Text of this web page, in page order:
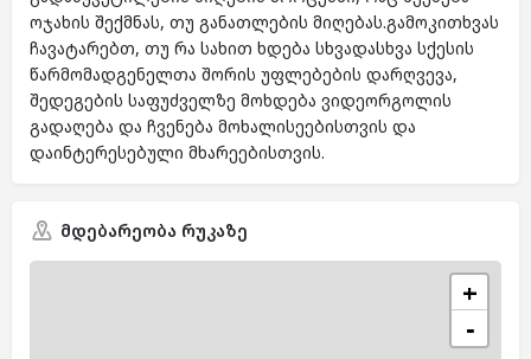
ოჯახის შექმნას, თუ განათლების მიღებას.გამოკითხვას
ჩავატარებთ, თუ რა სახით ხდება სხვადასხვა სქესის
წარმომადგენელთა შორის უფლებების დარღვევა,
შედეგების საფუძველზე მოხდება ვიდეორგოლის
გადაღება და ჩვენება მოხალისეებისთვის და
დაინტერესებული მხარეებისთვის.
მდებარეობა რუკაზე
+
−